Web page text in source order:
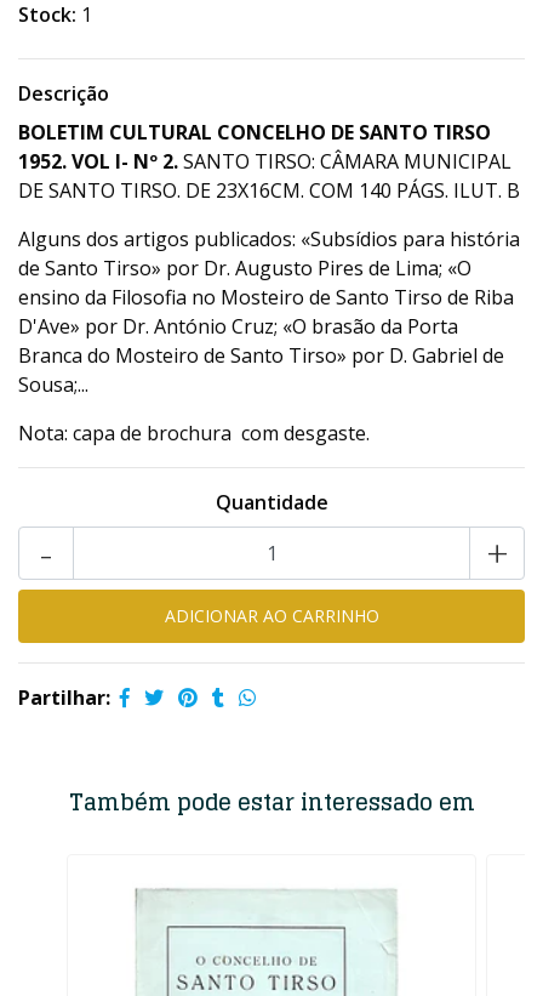
Stock: 1
Descrição
BOLETIM CULTURAL CONCELHO DE SANTO TIRSO
1952. VOL I- Nº 2.SANTO TIRSO: CÂMARA MUNICIPAL
DE SANTO TIRSO. DE 23X16CM. COM 140 PÁGS. ILUT. B
Alguns dos artigos publicados: «Subsídios para história
de Santo Tirso» por Dr. Augusto Pires de Lima; «O
ensino da Filosofia no Mosteiro de Santo Tirso de Riba
D'Ave» por Dr. António Cruz; «O brasão da Porta
Branca do Mosteiro de Santo Tirso» por D. Gabriel de
Sousa;...
Nota: capa de brochura com desgaste.
Quantidade
+
-
Partilhar:
Também pode estar interessado em